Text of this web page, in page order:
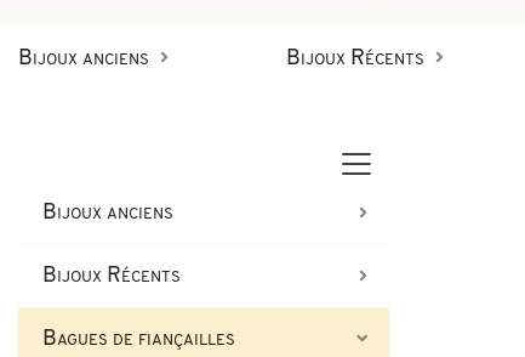
Bijoux anciens
Boucles d'oreilles anciennes
Bijoux Récents
Bagues vintage & d'occasion
Bagues de fiançailles diamant
Bijoux anciens
Bijoux Récents
Bagues de fiançailles